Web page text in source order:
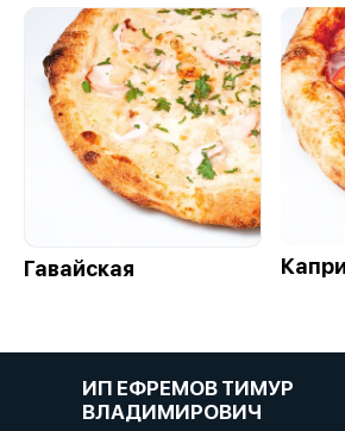
Гавайская
ИП ЕФРЕМОВ ТИМУР
ВЛАДИМИРОВИЧ